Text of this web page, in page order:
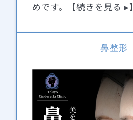
めです。【続きを見る ▸】
鼻整形